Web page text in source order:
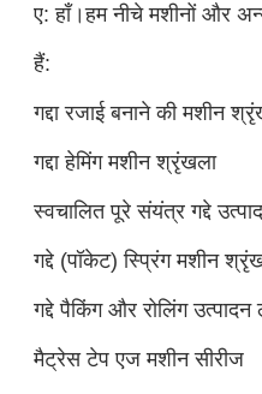
ए: हाँ।हम नीचे मशीनों और
हैं:
गद्दा रजाई बनाने की मशीन
गद्दा हेमिंग मशीन श्रृंखला
स्वचालित पूरे संयंत्र गद्दे
गद्दे (पॉकेट) स्प्रिंग मशीन
गद्दे पैकिंग और रोलिंग उत्पादन
मैट्रेस टेप एज मशीन सीरीज